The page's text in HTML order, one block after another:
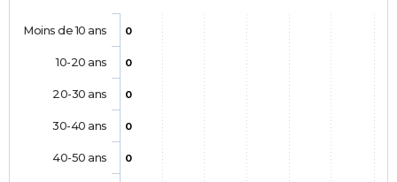
0
0
0
0
0
Moins de 10 ans
10-20 ans
20-30 ans
30-40 ans
40-50 ans